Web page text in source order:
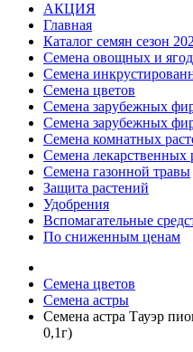
АКЦИЯ
Главная
Каталог семян сезон
Семена овощных и
Семена
Семена цветов
Семена зарубежных
Семена зарубежных
Семена комнатных
Семена лекарственных
Семена газонной травы
Защита растений
Удобрения
Вспомагательные
По сниженным ценам
Семена цветов
Семена астры
Семена астра Тауэр
0,1г)